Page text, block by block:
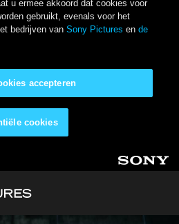
u ermee akkoord dat cookies voor
gebruikt, evenals voor het
bedrijven vanSony Pictures ende
cookies
accepteren